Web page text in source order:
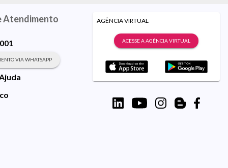
Atendimento
VIA WHATSAPP
AGÊNCIA VIRTUAL
ACESSE A AGÊNCIA VIRTUAL